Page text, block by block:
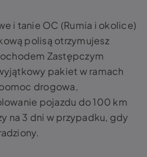
i tanie OC (Rumia i okolice)
polisą otrzymujesz
Zastępczym
pakiet w ramach
drogowa,
pojazdu do 100 km
na 3 dni w przypadku, gdy